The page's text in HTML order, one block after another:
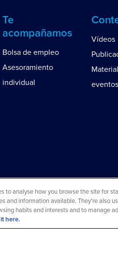
Te
acompañamos
Bolsa de empleo
Asesoramiento
individual
Vídeos
eventos
Aviso cookies Preguntas
los derechos reservados
to analyse how you browse the site for
and information available. They're also
habits and interests and to manage
here.